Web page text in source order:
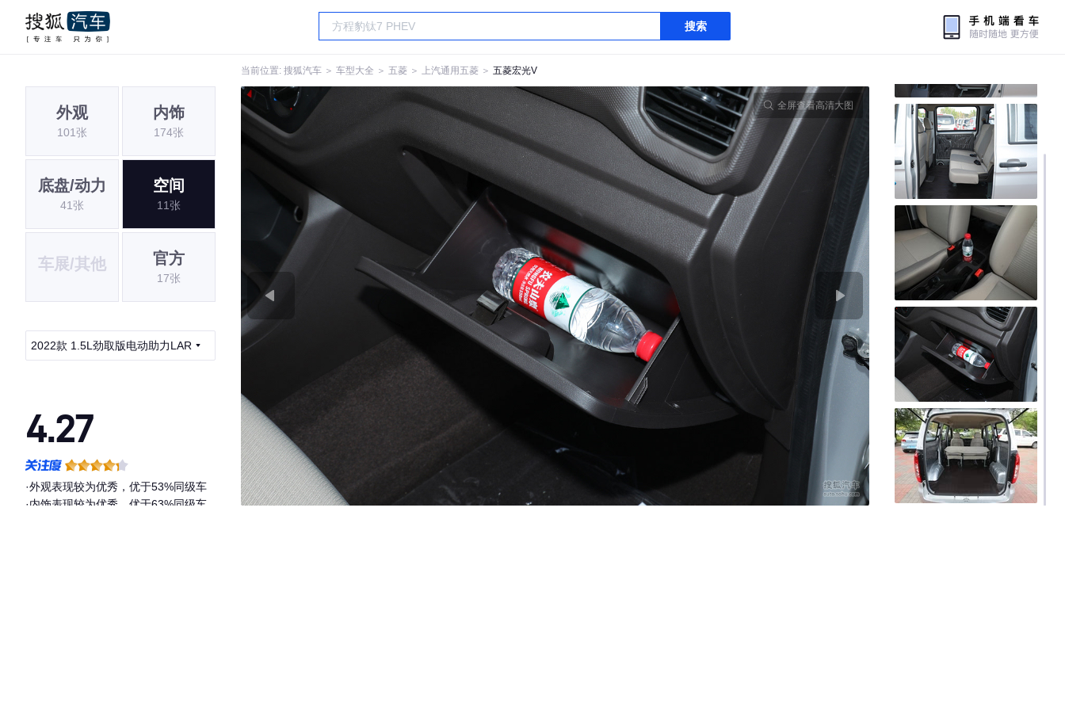
搜索
当前位置: 搜狐汽车 ＞ 车型大全 ＞ 五菱 ＞ 上汽通用五菱 ＞ 五菱宏光V
外观
101张
内饰
174张
底盘/动力
41张
空间
11张
车展/其他 官方
17张
2022款 1.5L劲取版电动助力LAR
4.27
·外观表现较为优秀，优于53%同级车
·内饰表现较为优秀，优于63%同级车
全屏查看高清大图